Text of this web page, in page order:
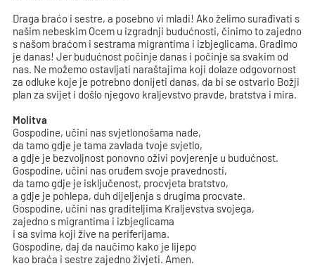
Draga braćo i sestre, a posebno vi mladi! Ako želimo surađivati s
našim nebeskim Ocem u izgradnji budućnosti, činimo to zajedno
s našom braćom i sestrama migrantima i izbjeglicama. Gradimo
je danas! Jer budućnost počinje danas i počinje sa svakim od
nas. Ne možemo ostavljati naraštajima koji dolaze odgovornost
za odluke koje je potrebno donijeti danas, da bi se ostvario Božji
plan za svijet i došlo njegovo kraljevstvo pravde, bratstva i mira.
Molitva
Gospodine, učini nas svjetlonošama nade,
da tamo gdje je tama zavlada tvoje svjetlo,
a gdje je bezvoljnost ponovno oživi povjerenje u budućnost.
Gospodine, učini nas oruđem svoje pravednosti,
da tamo gdje je isključenost, procvjeta bratstvo,
a gdje je pohlepa, duh dijeljenja s drugima procvate.
Gospodine, učini nas graditeljima Kraljevstva svojega,
zajedno s migrantima i izbjeglicama
i sa svima koji žive na periferijama.
Gospodine, daj da naučimo kako je lijepo
kao braća i sestre zajedno živjeti. Amen.